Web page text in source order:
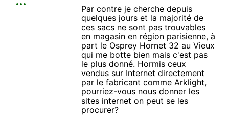
Par contre je cherche depuis
quelques jours et la majorité de
ces sacs ne sont pas trouvables
en magasin en région parisienne, à
part le Osprey Hornet 32 au Vieux
qui me botte bien mais c'est pas
le plus donné. Hormis ceux
vendus sur Internet directement
par le fabricant comme Arklight,
pourriez-vous nous donner les
sites internet on peut se les
procurer?